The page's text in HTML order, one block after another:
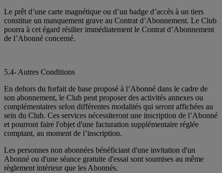
Le prêt d’une carte magnétique ou d’un badge d’accès à un tiers
constitue un manquement grave au Contrat d’Abonnement. Le Club
pourra à cet égard résilier immédiatement le Contrat d’Abonnement
de l’Abonné concerné.
5.4- Autres Conditions
En dehors du forfait de base proposé à l’Abonné dans le cadre de
son abonnement, le Club peut proposer des activités annexes ou
complémentaires selon différentes modalités qui seront affichées au
sein du Club. Ces services nécessiteront une inscription de l’Abonné
et pourront faire l'objet d'une facturation supplémentaire réglée
comptant, au moment de l’inscription.
Les personnes non abonnées bénéficiant d'une invitation d'un
Abonné ou d'une séance gratuite d'essai sont soumises au même
règlement intérieur que les Abonnés.